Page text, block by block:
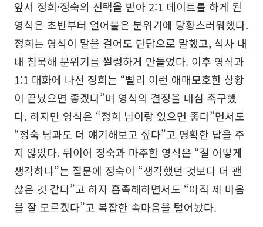
앞서 정희·정숙의 선택을 받아 2:1 데이트를 하게 된
영식은 초반부터 얼어붙은 분위기에 당황스러워했다.
정희는 영식이 말을 걸어도 단답으로 말했고, 식사 내
내 침묵해 분위기를 썰렁하게 만들었다. 이후 영식과
1:1 대화에 나선 정희는 “빨리 이런 애매모호한 상황
이 끝났으면 좋겠다”며 영식의 결정을 내심 촉구했
다. 하지만 영식은 “정희 님이랑 있으면 좋다”면서도
“정숙 님과도 더 얘기해보고 싶다”고 명확한 답을 주
지 않았다. 뒤이어 정숙과 마주한 영식은 “절 어떻게
생각하냐”는 질문에 정숙이 “생각했던 것보다 더 괜
찮은 것 같다”고 하자 흡족해하면서도 “아직 제 마음
을 잘 모르겠다”고 복잡한 속마음을 털어놨다.